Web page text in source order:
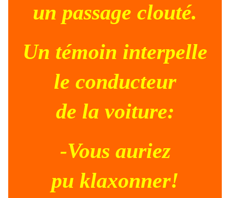
un passage clouté.
Un témoin interpelle
le conducteur
de la voiture:
-Vous auriez
pu klaxonner!